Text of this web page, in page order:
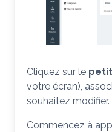
Cliquez sur le
votre écran),
souhaitez modifier.
Commencez à